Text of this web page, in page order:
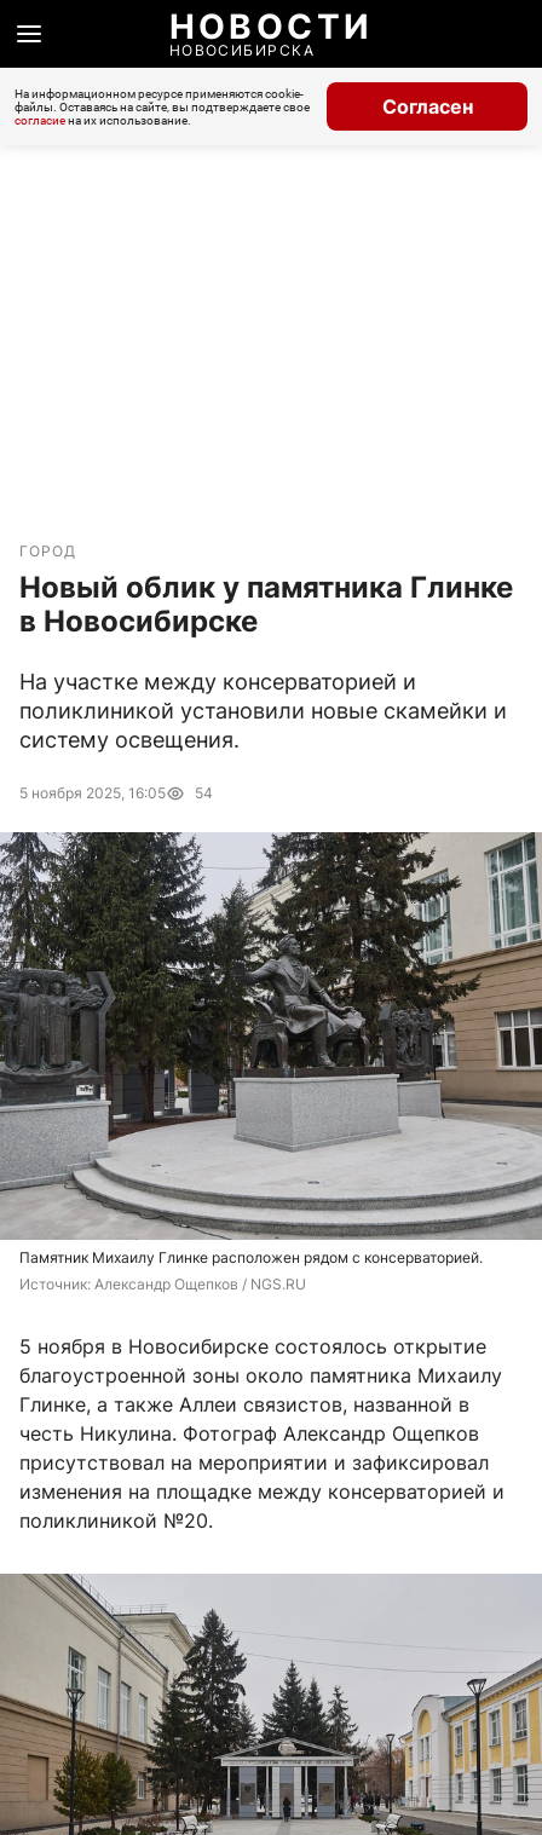
НОВОСТИ
НОВОСИБИРСКА
На информационном ресурсе применяются cookie-
файлы. Оставаясь на сайте, вы подтверждаете свое
согласиена их использование.
Согласен
ГОРОД
Новый облик у памятника Глинке
в Новосибирске
На участке между консерваторией и
поликлиникой установили новые скамейки и
систему освещения.
5 ноября 2025, 16:05 54
Памятник Михаилу Глинке расположен рядом с консерваторией.
Источник: Александр Ощепков / NGS.RU
5 ноября в Новосибирске состоялось открытие
благоустроенной зоны около памятника Михаилу
Глинке, а также Аллеи связистов, названной в
честь Никулина. Фотограф Александр Ощепков
присутствовал на мероприятии и зафиксировал
изменения на площадке между консерваторией и
поликлиникой №20.